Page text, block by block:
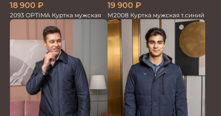
18 900 ₽
2093 OPTIMA Куртка мужская
19 900 ₽
М2008 Куртка мужская т.синий